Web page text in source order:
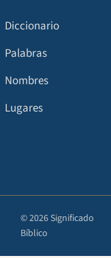
Diccionario
Palabras
Nombres
Lugares
© 2026 Significado
Bíblico